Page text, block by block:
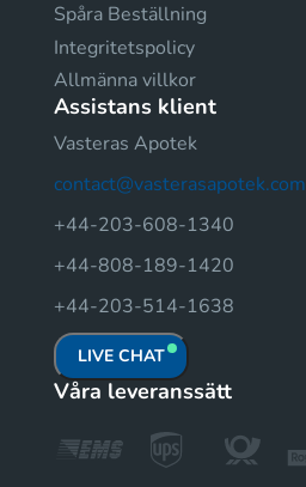
Spåra Beställning
Integritetspolicy
Allmänna villkor
Assistans klient
Vasteras Apotek
contact@vasterasapotek.com
+44-203-608-1340
+44-808-189-1420
+44-203-514-1638
LIVE CHAT
Våra leveranssätt